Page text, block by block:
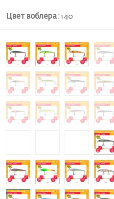
Цвет воблера: 140